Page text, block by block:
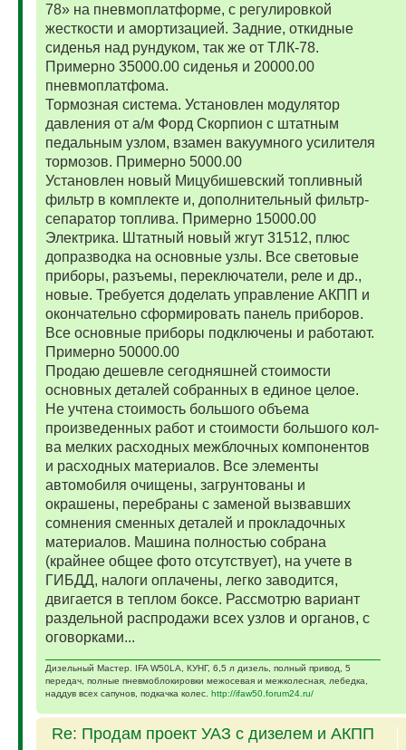
78» на пневмоплатформе, с регулировкой
жесткости и амортизацией. Задние, откидные
сиденья над рундуком, так же от ТЛК-78.
Примерно 35000.00 сиденья и 20000.00
пневмоплатфома.
Тормозная система. Установлен модулятор
давления от а/м Форд Скорпион с штатным
педальным узлом, взамен вакуумного усилителя
тормозов. Примерно 5000.00
Установлен новый Мицубишевский топливный
фильтр в комплекте и, дополнительный фильтр-
сепаратор топлива. Примерно 15000.00
Электрика. Штатный новый жгут 31512, плюс
допразводка на основные узлы. Все световые
приборы, разъемы, переключатели, реле и др.,
новые. Требуется доделать управление АКПП и
окончательно сформировать панель приборов.
Все основные приборы подключены и работают.
Примерно 50000.00
Продаю дешевле сегодняшней стоимости
основных деталей собранных в единое целое.
Не учтена стоимость большого объема
произведенных работ и стоимости большого кол-
ва мелких расходных межблочных компонентов
и расходных материалов. Все элементы
автомобиля очищены, загрунтованы и
окрашены, перебраны с заменой вызвавших
сомнения сменных деталей и прокладочных
материалов. Машина полностью собрана
(крайнее общее фото отсутствует), на учете в
ГИБДД, налоги оплачены, легко заводится,
двигается в теплом боксе. Рассмотрю вариант
раздельной распродажи всех узлов и органов, с
оговорками...
Дизельный Мастер. IFA W50LA, КУНГ, 6,5 л дизель, полный привод, 5
передач, полные пневмоблокировки межосевая и межколесная, лебедка,
наддув всех сапунов, подкачка колес. http://ifaw50.forum24.ru/
Re: Продам проект УАЗ с дизелем и АКПП